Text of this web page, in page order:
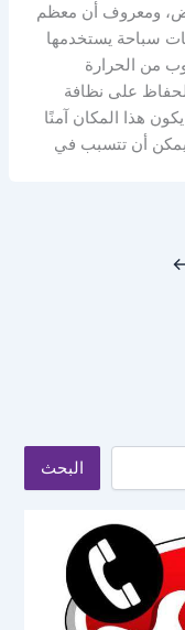
ومعروف أن معظم
سباحة يستخدمها
من الحرارة
على نظافة
هذا المكان آمنًا
يمكن أن تتسبب في
←
البحث